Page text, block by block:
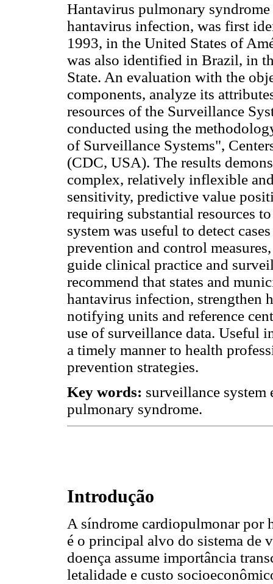
Hantavirus pulmonary
hantavirus infection, was first
1993, in the United States of
was also identified in Brazil, in
State. An evaluation with the
components, analyze its
resources of the Surveillance
conducted using the
of Surveillance Systems",
(CDC, USA). The results
complex, relatively inflexible
sensitivity, predictive value
requiring substantial resources
system was useful to detect
prevention and control
guide clinical practice and
recommend that states and
hantavirus infection, strengthen
notifying units and reference
use of surveillance data. Useful
a timely manner to health
prevention strategies.
Key words: surveillance
pulmonary syndrome.
Introdução
A síndrome cardiopulmonar por
é o principal alvo do sistema de
doença assume importância
letalidade e custo